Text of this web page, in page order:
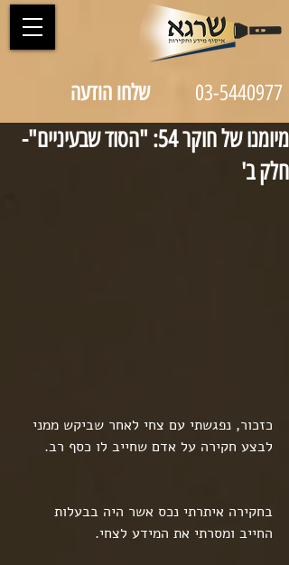
03-5440977 שלחו הודעה
מיומנו של חוקר 54: "הסוד שבעיניים"-
חלק ב'
כזכור, נפגשתי עם צחי לאחר שביקש ממני
לבצע חקירה על אדם שחייב לו כסף רב.
בחקירה איתרתי נכס אשר היה בבעלות
החייב ומסרתי את המידע לצחי.